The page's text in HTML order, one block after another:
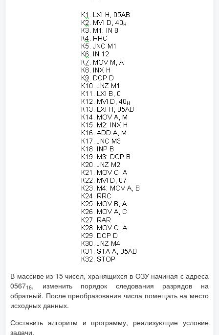
В массиве из 15 чисел, хранящихся в ОЗУ начиная с адреса
056716, изменить порядок следования разрядов на
обратный. После преобразования числа помещать на место
исходных данных.
Составить алгоритм и программу, реализующие условие
задачи.